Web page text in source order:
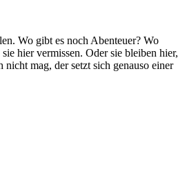
Wo gibt es noch Abenteuer? Wo
hier vermissen. Oder sie bleiben hier,
mag, der setzt sich genauso einer